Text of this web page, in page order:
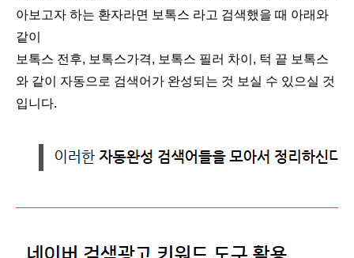
아보고자 하는 환자라면 보톡스 라고 검색했을 때 아래와
같이
보톡스 전후, 보톡스가격, 보톡스 필러 차이, 턱 끝 보톡스
와 같이 자동으로 검색어가 완성되는 것 보실 수 있으실 것
입니다.